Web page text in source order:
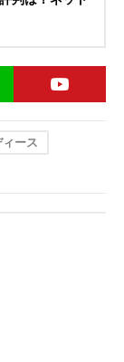
ィース